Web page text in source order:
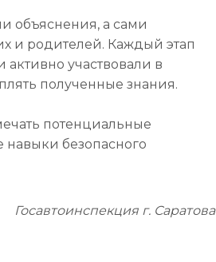
объяснения, а сами
и родителей. Каждый этап
участвовали в
полученные знания.
потенциальные
безопасного
Госавтоинспекция г. Саратова